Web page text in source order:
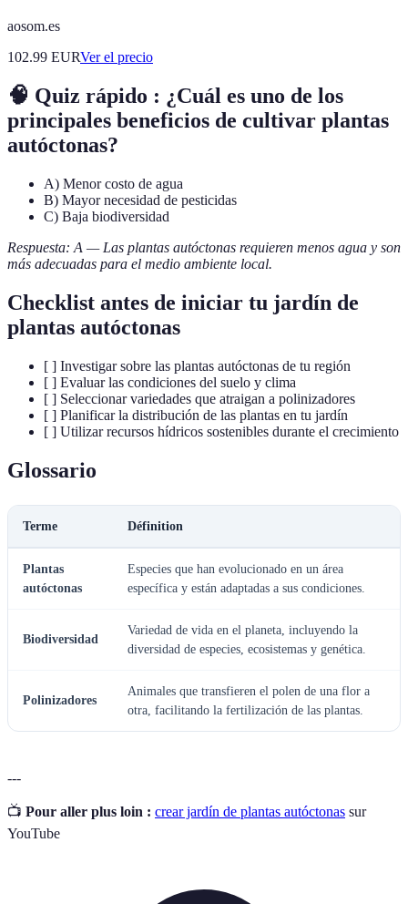
aosom.es
102.99 EURVer el precio
🧠 Quiz rápido : ¿Cuál es uno de los
principales beneficios de cultivar plantas
autóctonas?
A) Menor costo de agua
B) Mayor necesidad de pesticidas
C) Baja biodiversidad
Respuesta: A — Las plantas autóctonas requieren menos agua y son
más adecuadas para el medio ambiente local.
Checklist antes de iniciar tu jardín de
plantas autóctonas
[ ] Investigar sobre las plantas autóctonas de tu región
[ ] Evaluar las condiciones del suelo y clima
[ ] Seleccionar variedades que atraigan a polinizadores
[ ] Planificar la distribución de las plantas en tu jardín
[ ] Utilizar recursos hídricos sostenibles durante el crecimiento
Glossario
Terme Définition
Plantas
autóctonas
Especies que han evolucionado en un área
específica y están adaptadas a sus condiciones.
Biodiversidad
Variedad de vida en el planeta, incluyendo la
diversidad de especies, ecosistemas y genética.
Polinizadores
Animales que transfieren el polen de una flor a
otra, facilitando la fertilización de las plantas.
---
📺 Pour aller plus loin : crear jardín de plantas autóctonas sur
YouTube